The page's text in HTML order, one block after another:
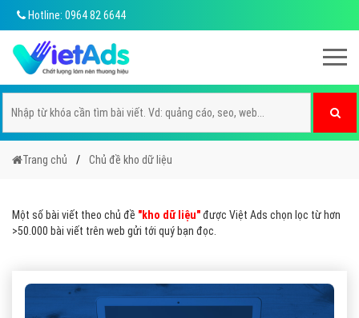
Hotline: 0964 82 6644
Trang chủ Chủ đề kho dữ liệu
Một số bài viết theo chủ đề "kho dữ liệu"được Việt Ads chọn lọc từ hơn
>50.000 bài viết trên web gửi tới quý bạn đọc.